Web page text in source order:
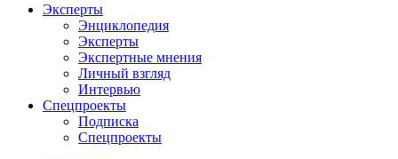
Эксперты
Энциклопедия
Эксперты
Экспертные мнения
Личный взгляд
Интервью
Спецпроекты
Подписка
Спецпроекты